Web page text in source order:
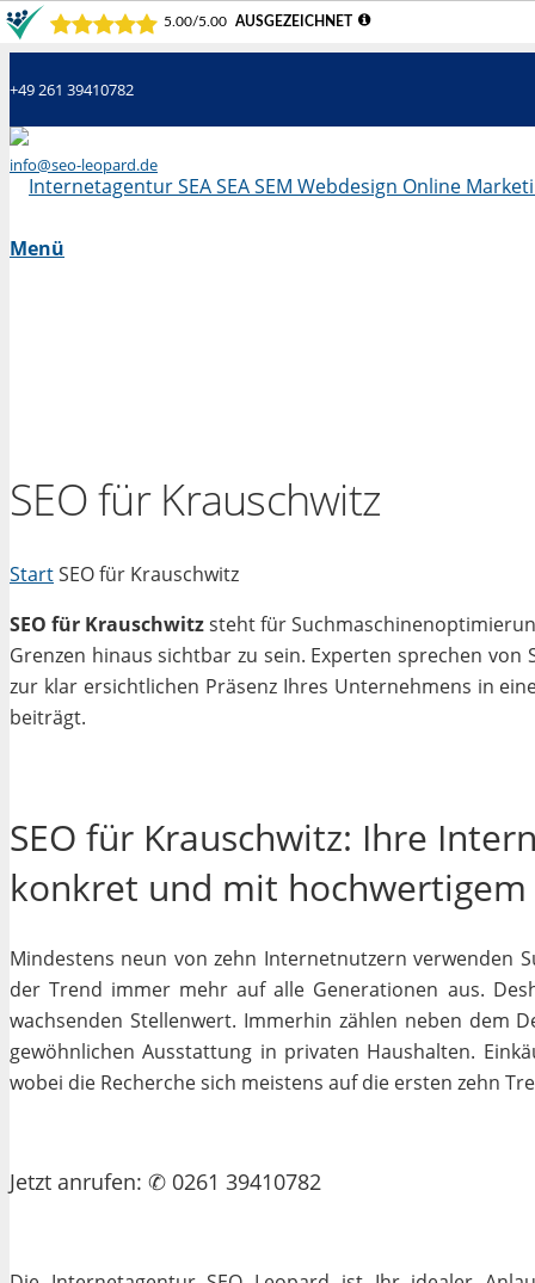
+49 261 39410782
info@seo-leopard.de
Menü
SEO für Krauschwitz
StartSEO für Krauschwitz
SEO für Krauschwitzsteht für
Grenzen hinaus sichtbar zu sein. Experten sprechen von
zur klar ersichtlichen Präsenz Ihres Unternehmens in
beiträgt.
SEO für Krauschwitz: Ihre
konkret und mit
Mindestens neun von zehn Internetnutzern verwenden
der Trend immer mehr auf alle Generationen aus.
wachsenden Stellenwert. Immerhin zählen neben dem
gewöhnlichen Ausstattung in privaten Haushalten.
wobei die Recherche sich meistens auf die ersten zehn
Jetzt anrufen: ✆ 0261 39410782